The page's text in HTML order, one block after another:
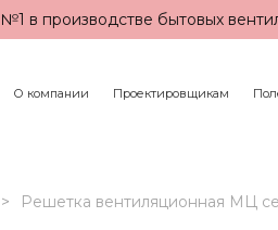
в производстве бытовых
О компании Проектировщикам
Решетка вентиляционная МЦ